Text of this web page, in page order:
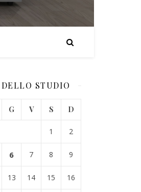
STUDIO
G V S D
1 2
6 7 8 9
13 14 15 16